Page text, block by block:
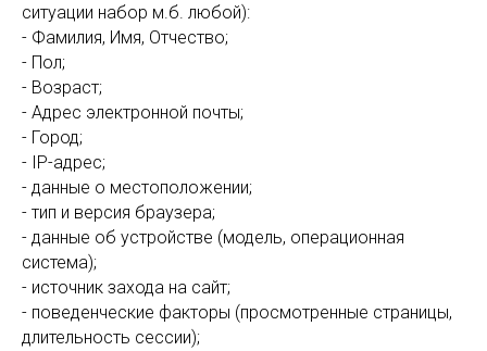
ситуации набор м.б. любой):
- Фамилия, Имя, Отчество;
- Пол;
- Возраст;
- Адрес электронной почты;
- Город;
- IP-адрес;
- данные о местоположении;
- тип и версия браузера;
- данные об устройстве (модель, операционная
система);
- источник захода на сайт;
- поведенческие факторы (просмотренные страницы,
длительность сессии);